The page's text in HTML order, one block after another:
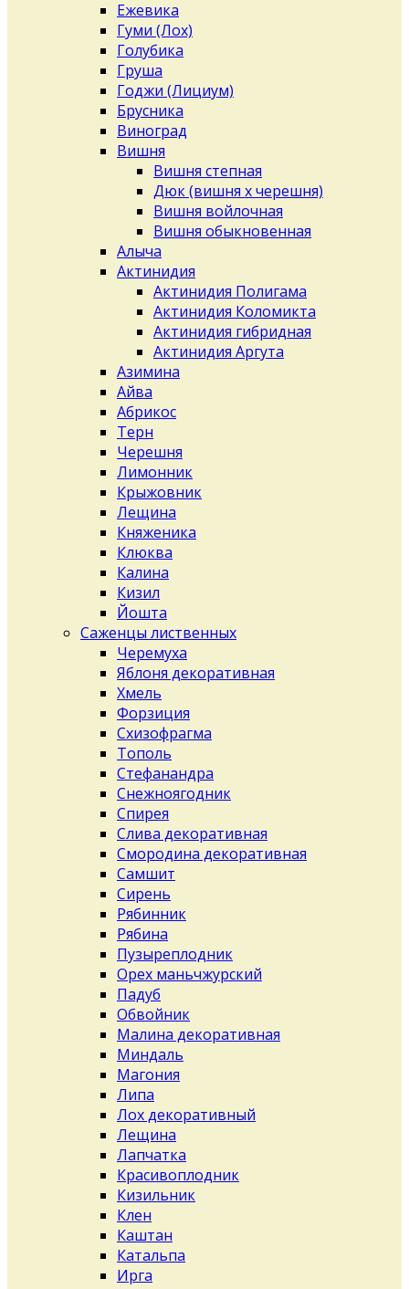
Ежевика
Гуми (Лох)
Голубика
Груша
Годжи (Лициум)
Брусника
Виноград
Вишня
Вишня степная
Дюк (вишня х черешня)
Вишня войлочная
Вишня обыкновенная
Алыча
Актинидия
Актинидия Полигама
Актинидия Коломикта
Актинидия гибридная
Актинидия Аргута
Азимина
Айва
Абрикос
Терн
Черешня
Лимонник
Крыжовник
Лещина
Княженика
Клюква
Калина
Кизил
Йошта
Саженцы лиственных
Черемуха
Яблоня декоративная
Хмель
Форзиция
Схизофрагма
Тополь
Стефанандра
Снежноягодник
Спирея
Слива декоративная
Смородина декоративная
Самшит
Сирень
Рябинник
Рябина
Пузыреплодник
Орех маньчжурский
Падуб
Обвойник
Малина декоративная
Миндаль
Магония
Липа
Лох декоративный
Лещина
Лапчатка
Красивоплодник
Кизильник
Клен
Каштан
Катальпа
Ирга